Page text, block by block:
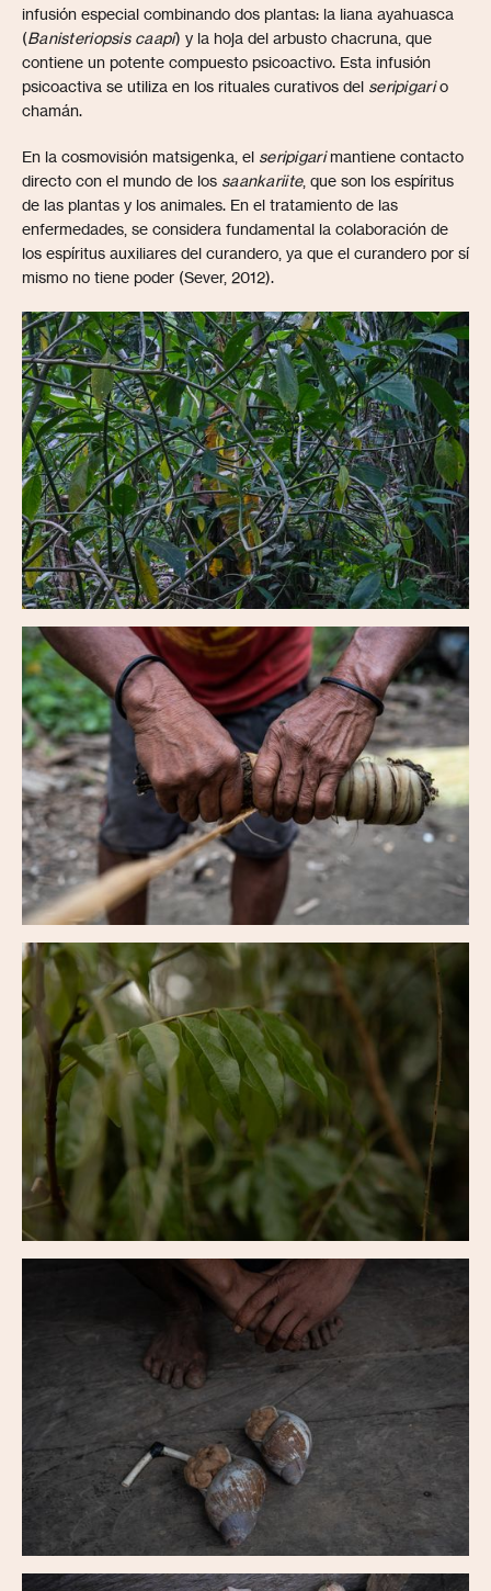
infusión especial combinando dos plantas: la liana ayahuasca
(Banisteriopsis caapi) y la hoja del arbusto chacruna, que
contiene un potente compuesto psicoactivo. Esta infusión
psicoactiva se utiliza en los rituales curativos del seripigario
chamán.
En la cosmovisión matsigenka, el seripigarimantiene contacto
directo con el mundo de los saankariite, que son los espíritus
de las plantas y los animales. En el tratamiento de las
enfermedades, se considera fundamental la colaboración de
los espíritus auxiliares del curandero, ya que el curandero por sí
mismo no tiene poder (Sever, 2012).